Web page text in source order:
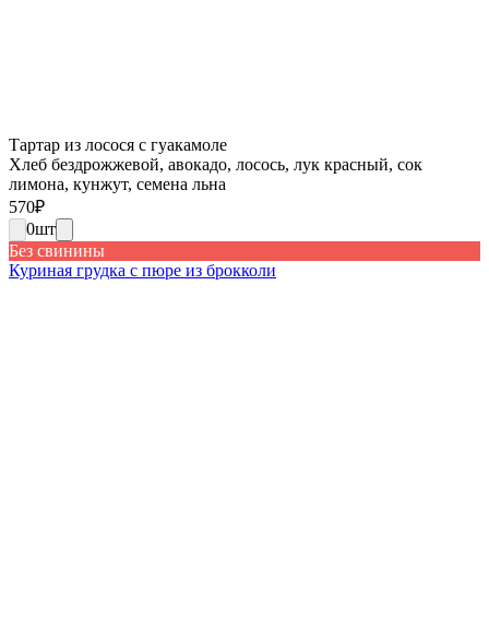
Тартар из лосося с гуакамоле
Хлеб бездрожжевой, авокадо, лосось, лук красный, сок
лимона, кунжут, семена льна
570₽
0шт
Без свинины
Куриная грудка с пюре из брокколи